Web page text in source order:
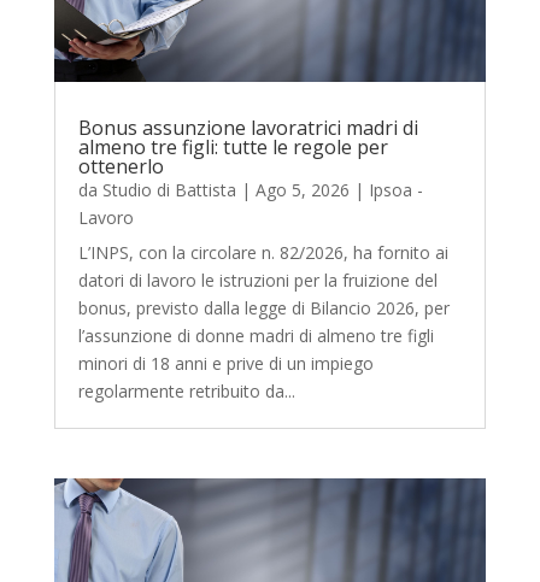
Bonus assunzione lavoratrici madri di
almeno tre figli: tutte le regole per
ottenerlo
da Studio di Battista | Ago 5, 2026 | Ipsoa -
Lavoro
L’INPS, con la circolare n. 82/2026, ha fornito ai
datori di lavoro le istruzioni per la fruizione del
bonus, previsto dalla legge di Bilancio 2026, per
l’assunzione di donne madri di almeno tre figli
minori di 18 anni e prive di un impiego
regolarmente retribuito da...